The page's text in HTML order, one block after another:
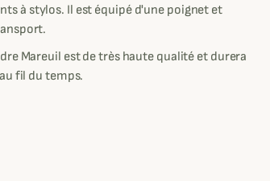
à stylos. Il est équipé d'une poignet et
Mareuil est de très haute qualité et durera
fil du temps.